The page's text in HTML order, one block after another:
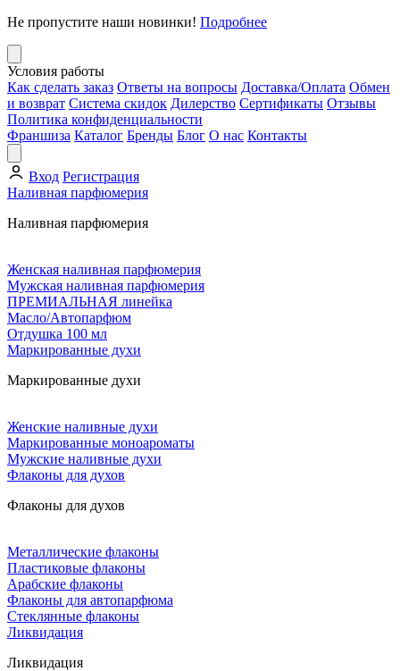
Не пропустите наши новинки! Подробнее
Условия работы
Как сделать заказ Ответы на вопросы Доставка/Оплата Обмен
и возврат Система скидок Дилерство Сертификаты Отзывы
Политика конфиденциальности
Франшиза Каталог Бренды Блог О нас Контакты
Вход Регистрация
Наливная парфюмерия
Наливная парфюмерия
Женская наливная парфюмерия
Мужская наливная парфюмерия
ПРЕМИАЛЬНАЯ линейка
Масло/Автопарфюм
Отдушка 100 мл
Маркированные духи
Маркированные духи
Женские наливные духи
Маркированные моноароматы
Мужские наливные духи
Флаконы для духов
Флаконы для духов
Металлические флаконы
Пластиковые флаконы
Арабские флаконы
Флаконы для автопарфюма
Стеклянные флаконы
Ликвидация
Ликвидация